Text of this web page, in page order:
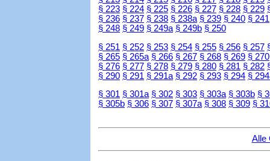
§ 223 § 224 § 225 § 226 § 227 § 228 § 229
§ 236 § 237 § 238 § 238a § 239 § 240 § 241
§ 248 § 249 § 249a § 249b § 250
§ 251 § 252 § 253 § 254 § 255 § 256 § 257
§ 265 § 265a § 266 § 267 § 268 § 269 § 270
§ 276 § 277 § 278 § 279 § 280 § 281 § 282
§ 290 § 291 § 291a § 292 § 293 § 294 §
§ 301 § 301a § 302 § 303 § 303a § 303b §
§ 305b § 306 § 307 § 307a § 308 § 309 §
Alle